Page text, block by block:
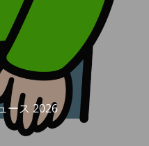
ース 2026